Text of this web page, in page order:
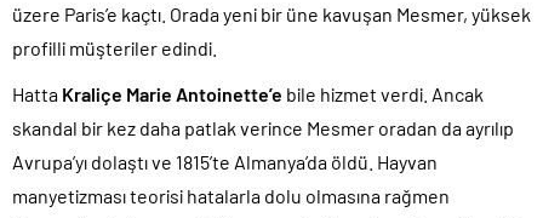
üzere Paris’e kaçtı. Orada yeni bir üne kavuşan Mesmer, yüksek
profilli müşteriler edindi.
Hatta Kraliçe Marie Antoinette’e bile hizmet verdi. Ancak
skandal bir kez daha patlak verince Mesmer oradan da ayrılıp
Avrupa’yı dolaştı ve 1815’te Almanya’da öldü. Hayvan
manyetizması teorisi hatalarla dolu olmasına rağmen